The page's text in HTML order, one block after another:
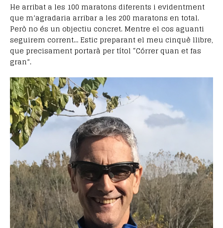
He arribat a les 100 maratons diferents i evidentment
que m’agradaria arribar a les 200 maratons en total.
Però no és un objectiu concret. Mentre el cos aguanti
seguirem corrent… Estic preparant el meu cinquè llibre,
que precisament portarà per títol “Córrer quan et fas
gran”.